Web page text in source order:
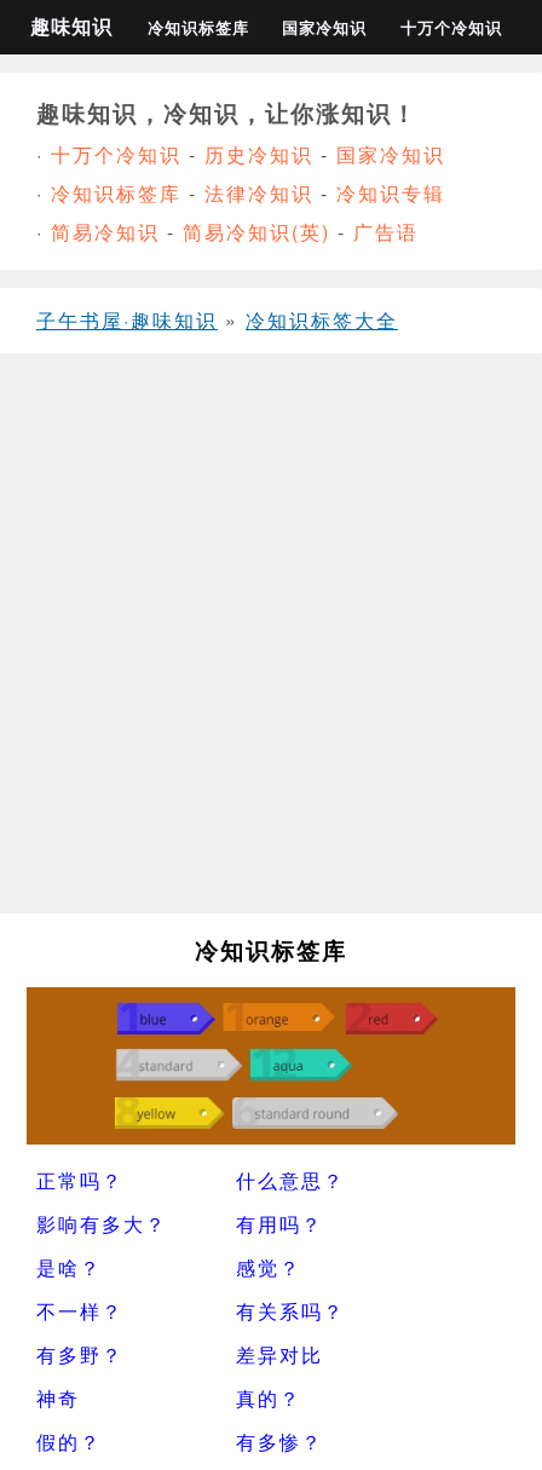
趣味知识 冷知识标签库 国家冷知识 十万个冷知识
趣味知识，冷知识，让你涨知识！
· 十万个冷知识 - 历史冷知识 - 国家冷知识
· 冷知识标签库 - 法律冷知识 - 冷知识专辑
· 简易冷知识 - 简易冷知识(英) - 广告语
子午书屋·趣味知识 » 冷知识标签大全
冷知识标签库
正常吗？
什么意思？
影响有多大？
有用吗？
是啥？
感觉？
不一样？
有关系吗？
有多野？
差异对比
神奇
真的？
假的？
有多惨？